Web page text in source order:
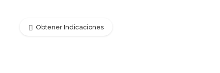
Obtener Indicaciones